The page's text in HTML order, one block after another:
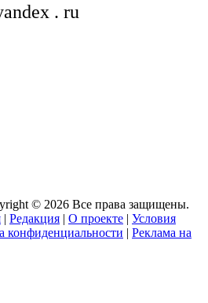
. ru
© 2026 Все права защищены.
Редакция О проекте
Условия
конфиденциальности
Реклама на